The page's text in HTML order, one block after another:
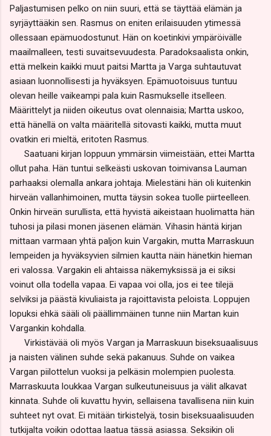
Paljastumisen pelko on niin suuri, että se täyttää elämän ja
syrjäyttääkin sen. Rasmus on eniten erilaisuuden ytimessä
ollessaan epämuodostunut. Hän on koetinkivi ympäröivälle
maailmalleen, testi suvaitsevuudesta. Paradoksaalista onkin,
että melkein kaikki muut paitsi Martta ja Varga suhtautuvat
asiaan luonnollisesti ja hyväksyen. Epämuotoisuus tuntuu
olevan heille vaikeampi pala kuin Rasmukselle itselleen.
Määrittelyt ja niiden oikeutus ovat olennaisia; Martta uskoo,
että hänellä on valta määritellä sitovasti kaikki, mutta muut
ovatkin eri mieltä, eritoten Rasmus.
Saatuani kirjan loppuun ymmärsin viimeistään, ettei Martta
ollut paha. Hän tuntui selkeästi uskovan toimivansa Lauman
parhaaksi olemalla ankara johtaja. Mielestäni hän oli kuitenkin
hirveän vallanhimoinen, mutta täysin sokea tuolle piirteelleen.
Onkin hirveän surullista, että hyvistä aikeistaan huolimatta hän
tuhosi ja pilasi monen jäsenen elämän. Vihasin häntä kirjan
mittaan varmaan yhtä paljon kuin Vargakin, mutta Marraskuun
lempeiden ja hyväksyvien silmien kautta näin hänetkin hieman
eri valossa. Vargakin eli ahtaissa näkemyksissä ja ei siksi
voinut olla todella vapaa. Ei vapaa voi olla, jos ei tee tilejä
selviksi ja päästä kivuliaista ja rajoittavista peloista. Loppujen
lopuksi ehkä sääli oli päällimmäinen tunne niin Martan kuin
Vargankin kohdalla.
Virkistävää oli myös Vargan ja Marraskuun biseksuaalisuus
ja naisten välinen suhde sekä pakanuus. Suhde on vaikea
Vargan piilottelun vuoksi ja pelkäsin molempien puolesta.
Marraskuuta loukkaa Vargan sulkeutuneisuus ja välit alkavat
kinnata. Suhde oli kuvattu hyvin, sellaisena tavallisena niin kuin
suhteet nyt ovat. Ei mitään tirkistelyä, tosin biseksuaalisuuden
tutkijalta voikin odottaa laatua tässä asiassa. Seksikin oli